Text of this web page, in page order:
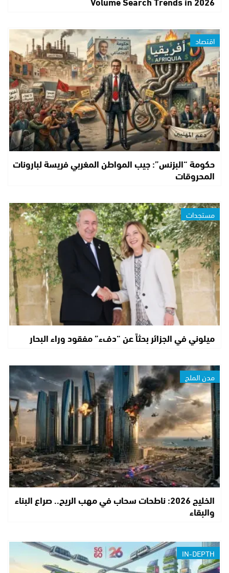
اقتصاد
حكومة “البزنس”: جيب المواطن المغربي فريسة لبارونات
المحروقات
مستجدات
ميلوني في الجزائر بحثاً عن “دفء” مفقود وراء البحار
مدن الملح
الخليج 2026: ناطحات سحاب في مهب الريح.. صراع البناء
والبقاء
IN-DEPTH